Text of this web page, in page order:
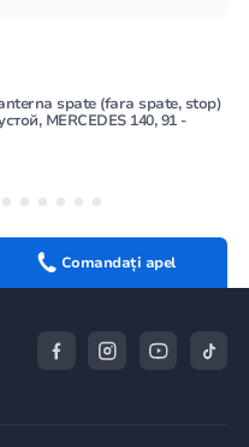
spate (fara spate, stop)
MERCEDES 140, 91 -
Comandați apel